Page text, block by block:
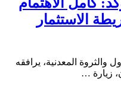
الاستثمار
والثروة المعدنية، يرافقه
زيارة …